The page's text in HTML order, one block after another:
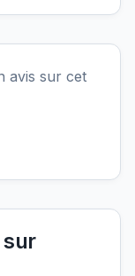
avis sur cet
sur